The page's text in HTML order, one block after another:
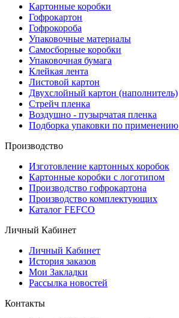
Картонные коробки
Гофрокартон
Гофрокороба
Упаковочные материалы
Самосборные коробки
Упаковочная бумага
Клейкая лента
Листовой картон
Двухслойный картон (наполнитель)
Стрейч пленка
Воздушно - пузырчатая пленка
Подборка упаковки по применению
Производство
Изготовление картонных коробок
Картонные коробки с логотипом
Производство гофрокартона
Производство комплектующих
Каталог FEFCO
Личный Кабинет
Личный Кабинет
История заказов
Мои Закладки
Рассылка новостей
Контакты